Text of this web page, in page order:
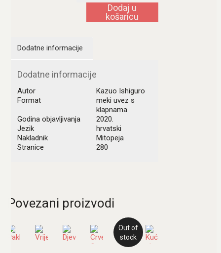
Sunce
Dodaj u
košaricu
Dodatne informacije
Dodatne informacije
Autor
Kazuo Ishiguro
Format
meki uvez s
klapnama
Godina objavljivanja
2020.
Jezik
hrvatski
Nakladnik
Mitopeja
Stranice
280
Povezani proizvodi
Out of
stock